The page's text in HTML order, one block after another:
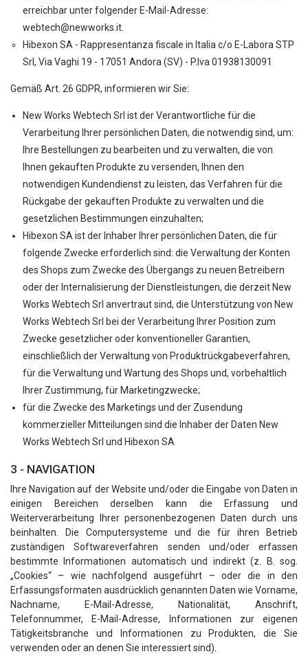
erreichbar unter folgender E-Mail-Adresse:
webtech@newworks.it.
Hibexon SA - Rappresentanza fiscale in Italia c/o E-Labora STP
Srl, Via Vaghi 19 - 17051 Andora (SV) - P.Iva 01938130091
Gemäß Art. 26 GDPR, informieren wir Sie:
New Works Webtech Srl ist der Verantwortliche für die
Verarbeitung Ihrer persönlichen Daten, die notwendig sind, um:
Ihre Bestellungen zu bearbeiten und zu verwalten, die von
Ihnen gekauften Produkte zu versenden, Ihnen den
notwendigen Kundendienst zu leisten, das Verfahren für die
Rückgabe der gekauften Produkte zu verwalten und die
gesetzlichen Bestimmungen einzuhalten;
Hibexon SA ist der Inhaber Ihrer persönlichen Daten, die für
folgende Zwecke erforderlich sind: die Verwaltung der Konten
des Shops zum Zwecke des Übergangs zu neuen Betreibern
oder der Internalisierung der Dienstleistungen, die derzeit New
Works Webtech Srl anvertraut sind, die Unterstützung von New
Works Webtech Srl bei der Verarbeitung Ihrer Position zum
Zwecke gesetzlicher oder konventioneller Garantien,
einschließlich der Verwaltung von Produktrückgabeverfahren,
für die Verwaltung und Wartung des Shops und, vorbehaltlich
Ihrer Zustimmung, für Marketingzwecke;
für die Zwecke des Marketings und der Zusendung
kommerzieller Mitteilungen sind die Inhaber der Daten New
Works Webtech Srl und Hibexon SA
3 - NAVIGATION
Ihre Navigation auf der Website und/oder die Eingabe von Daten in
einigen Bereichen derselben kann die Erfassung und
Weiterverarbeitung Ihrer personenbezogenen Daten durch uns
beinhalten. Die Computersysteme und die für ihren Betrieb
zuständigen Softwareverfahren senden und/oder erfassen
bestimmte Informationen automatisch und indirekt (z. B. sog.
„Cookies“ – wie nachfolgend ausgeführt – oder die in den
Erfassungsformaten ausdrücklich genannten Daten wie Vorname,
Nachname, E-Mail-Adresse, Nationalität, Anschrift,
Telefonnummer, E-Mail-Adresse, Informationen zur eigenen
Tätigkeitsbranche und Informationen zu Produkten, die Sie
verwenden oder an denen Sie interessiert sind).